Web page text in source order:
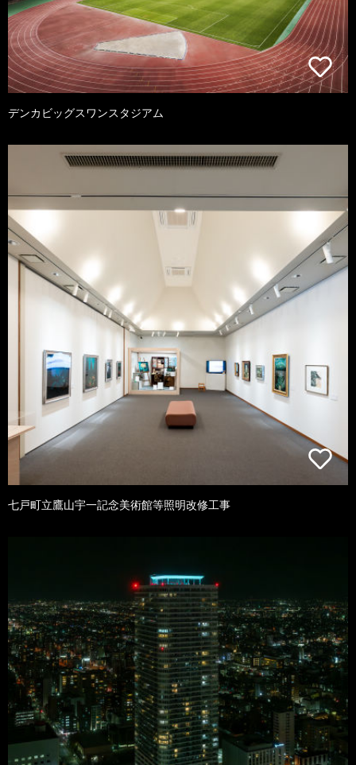
デンカビッグスワンスタジアム
七戸町立鷹山宇一記念美術館等照明改修工事